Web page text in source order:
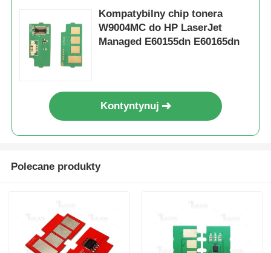
Części do drukarek i kopiarki
Jednostka bębnowa
Kaset tonerowy
Kompatybilny chip tonera
W9004MC do HP LaserJet
Managed E60155dn E60165dn
Kontyntynuj
Polecane produkty